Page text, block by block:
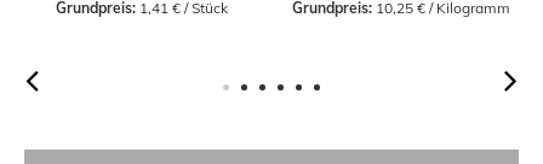
Grundpreis: 1,41 € / Stück Grundpreis: 10,25 € / Kilogramm